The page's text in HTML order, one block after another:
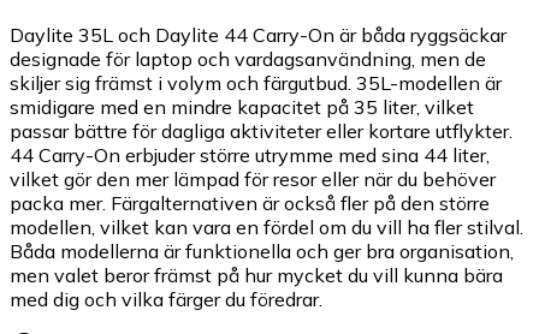
Daylite 35L och Daylite 44 Carry-On är båda ryggsäckar
designade för laptop och vardagsanvändning, men de
skiljer sig främst i volym och färgutbud. 35L-modellen är
smidigare med en mindre kapacitet på 35 liter, vilket
passar bättre för dagliga aktiviteter eller kortare utflykter.
44 Carry-On erbjuder större utrymme med sina 44 liter,
vilket gör den mer lämpad för resor eller när du behöver
packa mer. Färgalternativen är också fler på den större
modellen, vilket kan vara en fördel om du vill ha fler stilval.
Båda modellerna är funktionella och ger bra organisation,
men valet beror främst på hur mycket du vill kunna bära
med dig och vilka färger du föredrar.